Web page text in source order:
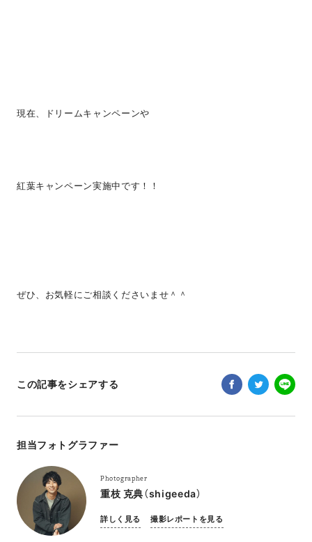
現在、ドリームキャンペーンや
紅葉キャンペーン実施中です！！
ぜひ、お気軽にご相談くださいませ＾＾
この記事をシェアする
担当フォトグラファー
Photographer
重枝 克典（shigeeda）
詳しく見る 撮影レポートを見る